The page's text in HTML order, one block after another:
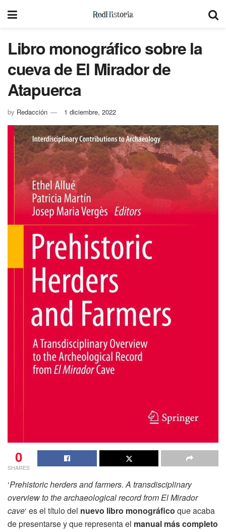
Libro monográfico sobre la
cueva de El Mirador de
Atapuerca
by Redacción 1 diciembre, 2022
0
SHARES
‘Prehistoric herders and farmers. A transdisciplinary
overview to the archaeological record from El Mirador
cave‘ es el título del nuevo libro monográfico que acaba
de presentarse y que representa el manual más completo